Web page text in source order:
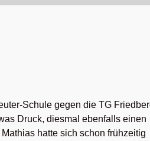
Schule gegen die TG
Druck, diesmal ebenfalls einen
hatte sich schon frühzeitig